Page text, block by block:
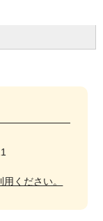
ください。